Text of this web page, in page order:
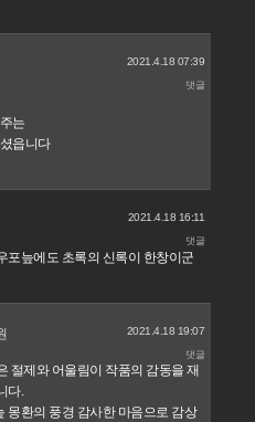
2021.4.18 07:39
댓글
는
읍니다
2021.4.18 16:11
댓글
포늪에도 초록의 신록이 한창이군
2021.4.18 19:07
댓글
절제와 어울림이 작품의 감동을 재
다.
몽환의 풍경 감사한 마음으로 감상